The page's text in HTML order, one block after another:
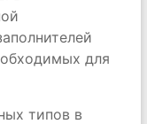
для
типов в